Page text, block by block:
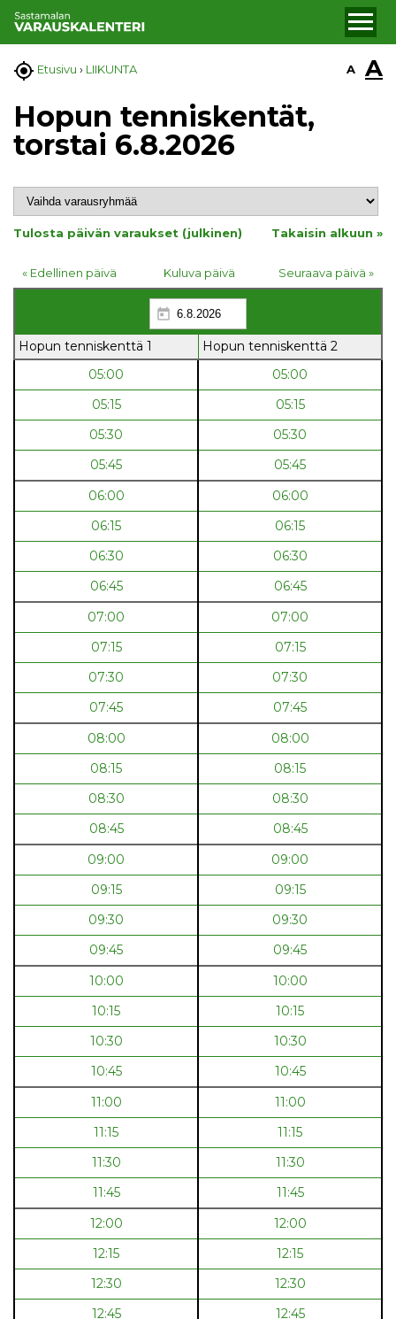
 Etusivu › LIIKUNTA A A
Hopun tenniskentät,
torstai 6.8.2026
Takaisin alkuun »
Tulosta päivän varaukset (julkinen)
« Edellinen päivä Kuluva päivä Seuraava päivä »
Hopun tenniskenttä 1
Hopun tenniskenttä 2
05:00
05:00
05:15
05:15
05:30
05:30
05:45
05:45
06:00
06:00
06:15
06:15
06:30
06:30
06:45
06:45
07:00
07:00
07:15
07:15
07:30
07:30
07:45
07:45
08:00
08:00
08:15
08:15
08:30
08:30
08:45
08:45
09:00
09:00
09:15
09:15
09:30
09:30
09:45
09:45
10:00
10:00
10:15
10:15
10:30
10:30
10:45
10:45
11:00
11:00
11:15
11:15
11:30
11:30
11:45
11:45
12:00
12:00
12:15
12:15
12:30
12:30
12:45
12:45